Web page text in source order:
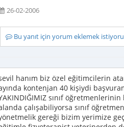
26-02-2006
Bu yanıt için yorum eklemek
hanım biz özel eğitimcilerin
kontenjan 40 kişiydi
sınıf
çalışabiliyorsa sınıf
gereği bizim yerimize